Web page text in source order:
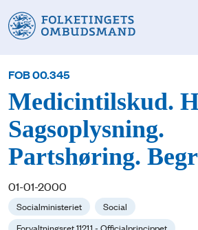
FOB 00.345
Medicintilskud.
Sagsoplysning.
Partshøring.
01-01-2000
Socialministeriet
Social